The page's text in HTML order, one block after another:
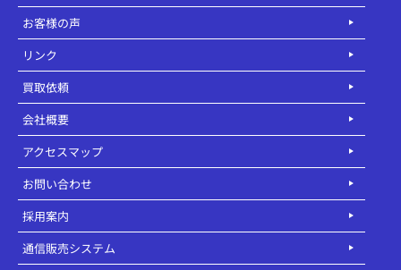
お客様の声
リンク
買取依頼
会社概要
アクセスマップ
お問い合わせ
採用案内
通信販売システム